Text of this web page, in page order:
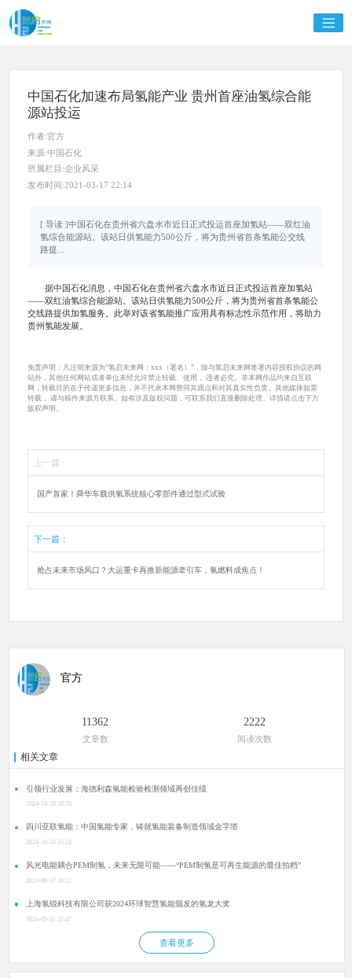
中国石化加速布局氢能产业 贵州首座油氢综合能
源站投运
作者:官方
来源:中国石化
所属栏目:企业风采
发布时间:2021-03-17 22:14
[ 导读 ]中国石化在贵州省六盘水市近日正式投运首座加氢站——双红油
氢综合能源站。该站日供氢能力500公斤，将为贵州省首条氢能公交线
路提...
据中国石化消息，中国石化在贵州省六盘水市近日正式投运首座加氢站
——双红油氢综合能源站。该站日供氢能力500公斤，将为贵州省首条氢能公
交线路提供加氢服务。此举对该省氢能推广应用具有标志性示范作用，将助力
贵州氢能发展。
免责声明：凡注明来源为“氢启未来网：xxx（署名）”，除与氢启未来网签署内容授权协议的网
站外，其他任何网站或者单位未经允许禁止转载、使用， 违者必究。非本网作品均来自互联
网，转载目的在于传递更多信息，并不代表本网赞同其观点和对其真实性负责。其他媒体如需
转载， 请与稿件来源方联系。如有涉及版权问题，可联系我们直接删除处理。详情请点击下方
版权声明。
上一篇：
国产首家！舜华车载供氢系统核心零部件通过型式试验
下一篇：
抢占未来市场风口？大运重卡再推新能源牵引车，氢燃料成焦点！
官方
11362
文章数
2222
阅读次数
相关文章
引领行业发展：海德利森氢能检验检测领域再创佳绩
2024-10-28 18:35
四川亚联氢能：中国氢能专家，铸就氢能装备制造领域金字塔
2024-10-24 15:24
风光电能耦合PEM制氢，未来无限可能——“PEM制氢是可再生能源的最佳拍档”
2024-06-17 16:11
上海氢锐科技有限公司获2024环球智慧氢能颁发的氢龙大奖
2024-05-31 11:47
查看更多